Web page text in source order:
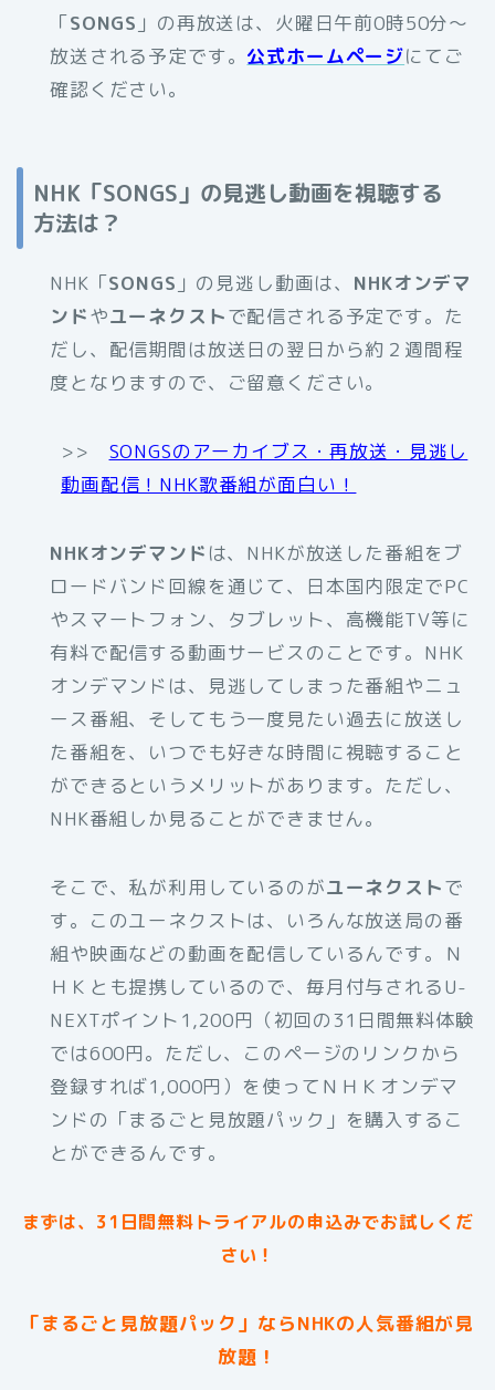
「SONGS 」の再放送は、火曜日午前0時50分〜
放送される予定です。 公式ホームページにてご
確認ください。
NHK「SONGS」の見逃し動画を視聴する
方法は？
NHK「SONGS 」の見逃し動画は、 NHKオンデマ
ンドやユーネクストで配信される予定です。た
だし、配信期間は放送日の翌日から約２週間程
度となりますので、ご留意ください。
>> SONGSのアーカイブス・再放送・見逃し
動画配信！NHK歌番組が面白い！
NHKオンデマンド は、NHKが放送した番組をブ
ロードバンド回線を通じて、日本国内限定でPC
やスマートフォン、タブレット、高機能TV等に
有料で配信する動画サービスのことです。NHK
オンデマンドは、見逃してしまった番組やニュ
ース番組、そしてもう一度見たい過去に放送し
た番組を、いつでも好きな時間に視聴すること
ができるというメリットがあります。ただし、
NHK番組しか見ることができません。
そこで、私が利用しているのがユーネクストで
す。このユーネクストは、いろんな放送局の番
組や映画などの動画を配信しているんです。Ｎ
ＨＫとも提携しているので、毎月付与されるU-
NEXTポイント1,200円（初回の31日間無料体験
では600円。ただし、このページのリンクから
登録すれば1,000円）を使ってＮＨＫオンデマ
ンドの「まるごと見放題パック」を購入するこ
とができるんです。
まずは、31日間無料トライアルの申込みでお試しくだ
さい！
「まるごと見放題パック」ならNHKの人気番組が見
放題！